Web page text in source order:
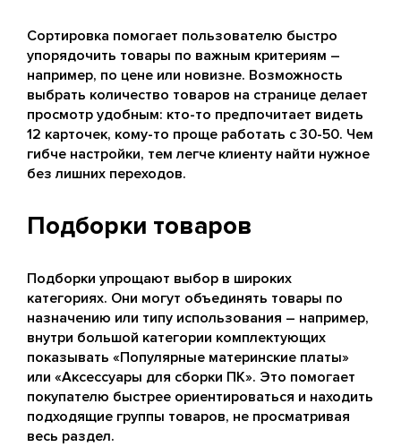
Сортировка помогает пользователю быстро
упорядочить товары по важным критериям –
например, по цене или новизне. Возможность
выбрать количество товаров на странице делает
просмотр удобным: кто-то предпочитает видеть
12 карточек, кому-то проще работать с 30-50. Чем
гибче настройки, тем легче клиенту найти нужное
без лишних переходов.
Подборки товаров
Подборки упрощают выбор в широких
категориях. Они могут объединять товары по
назначению или типу использования – например,
внутри большой категории комплектующих
показывать «Популярные материнские платы»
или «Аксессуары для сборки ПК». Это помогает
покупателю быстрее ориентироваться и находить
подходящие группы товаров, не просматривая
весь раздел.